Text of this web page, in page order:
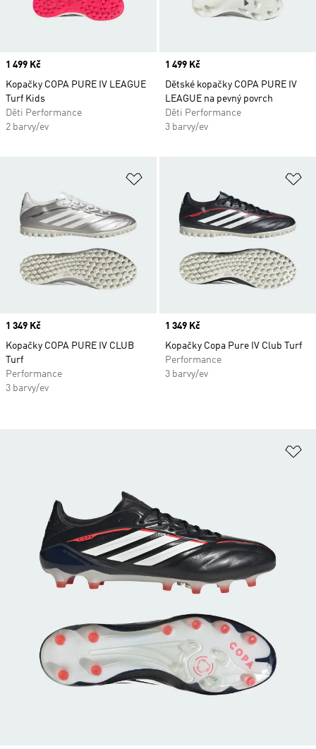
Price
1 499 Kč
Kopačky COPA PURE IV LEAGUE
Turf Kids
Děti Performance
2 barvy/ev
Price
1 499 Kč
Dětské kopačky COPA PURE IV
LEAGUE na pevný povrch
Děti Performance
3 barvy/ev
Price
1 349 Kč
Kopačky COPA PURE IV CLUB
Turf
Performance
3 barvy/ev
Price
1 349 Kč
Kopačky Copa Pure IV Club Turf
Performance
3 barvy/ev